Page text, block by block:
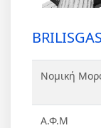
Νομική
Α.Φ.Μ